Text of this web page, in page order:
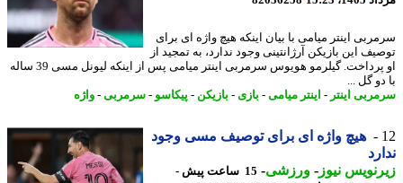
اینتر میامی با بیان اینکه هیچ واژه ای برای
این بازیکن آرژانتینی وجود ندارد، به تمجید از
او پرداخت. گیلرمو هویوس سرمربی اینتر میامی پس از اینکه لیونل مسی 39 ساله
گل ...
اینتر -اینتر میامی-بازی - بازیکن -پیکاسو-سرمربی- واژه
هیچ واژه ای برای توصیف مسی وجود
نیوز-ورزشی-
15 ساعت پیش -